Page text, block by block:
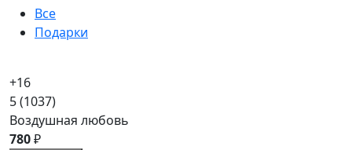
Все
Подарки
+16
5(1037)
Воздушная любовь
780₽